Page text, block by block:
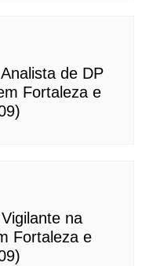
de DP
Fortaleza e
na
Fortaleza e